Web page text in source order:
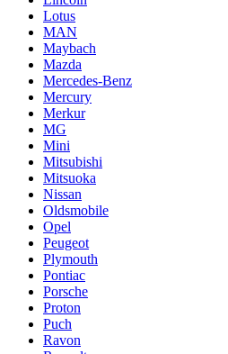
Lotus
MAN
Maybach
Mazda
Mercedes-Benz
Mercury
Merkur
MG
Mini
Mitsubishi
Mitsuoka
Nissan
Oldsmobile
Opel
Peugeot
Plymouth
Pontiac
Porsche
Proton
Puch
Ravon